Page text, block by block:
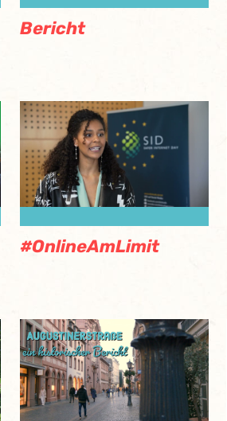
Bericht
#OnlineAmLimit